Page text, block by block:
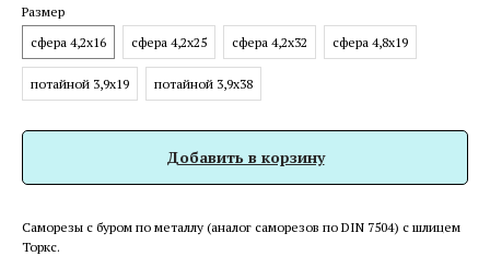
Размер
сфера 4,2x16
сфера 4,2х25 сфера 4,2х32 сфера 4,8х19
потайной 3,9х19 потайной 3,9х38
Добавить в корзину
Саморезы с буром по металлу (аналог саморезов по DIN 7504) с шлицем
Торкс.